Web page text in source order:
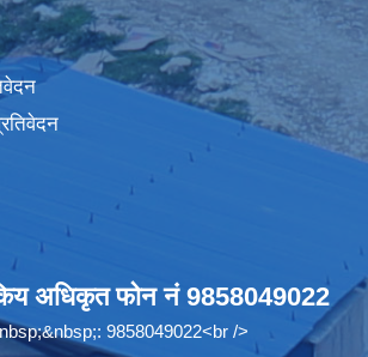
अधिकृत फोन नं 9858049022
9858049022<br />